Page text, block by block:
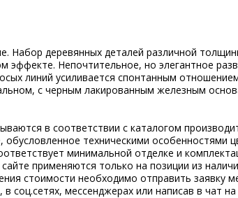
Набор деревянных деталей различной
эффекте. Непочтительное, но элегантное
линий усиливается спонтанным
с черным лакированным железным
в соответствии с каталогом
обусловленное техническими особенностями
минимальной отделке и
применяются только на позиции из
стоимости необходимо отправить
соц.сетях, мессенджерах или написав в чат